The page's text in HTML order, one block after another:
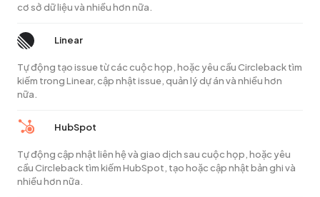
cơ sở dữ liệu và nhiều hơn nữa.
Linear
Tự động tạo issue từ các cuộc họp, hoặc yêu cầu Circleback tìm
kiếm trong Linear, cập nhật issue, quản lý dự án và nhiều hơn
nữa.
HubSpot
Tự động cập nhật liên hệ và giao dịch sau cuộc họp, hoặc yêu
cầu Circleback tìm kiếm HubSpot, tạo hoặc cập nhật bản ghi và
nhiều hơn nữa.